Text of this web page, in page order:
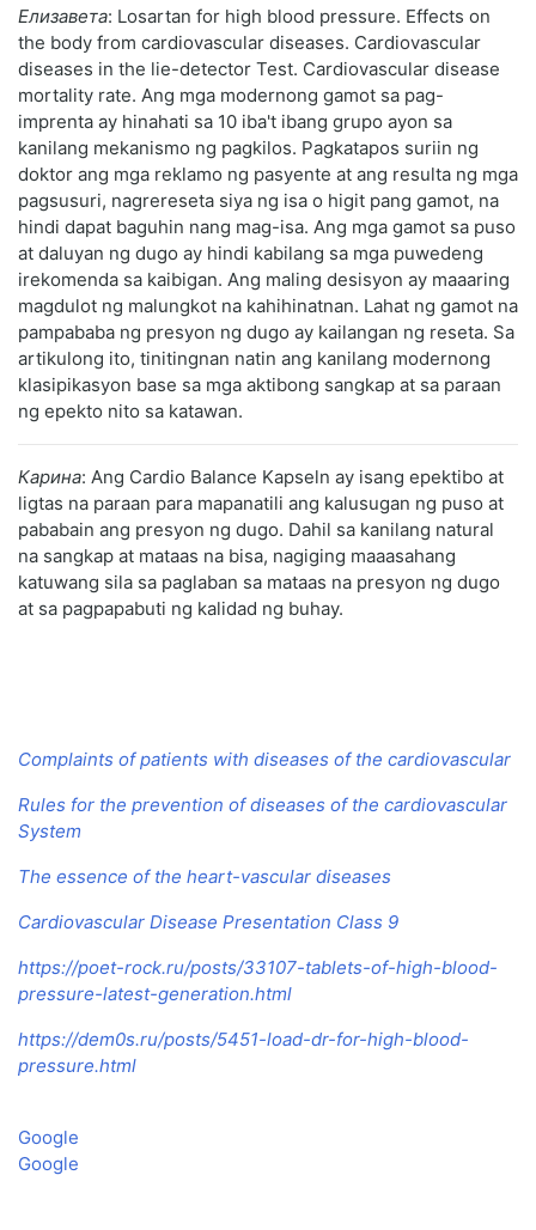
Елизавета: Losartan for high blood pressure. Effects on
the body from cardiovascular diseases. Cardiovascular
diseases in the lie-detector Test. Cardiovascular disease
mortality rate. Ang mga modernong gamot sa pag-
imprenta ay hinahati sa 10 iba't ibang grupo ayon sa
kanilang mekanismo ng pagkilos. Pagkatapos suriin ng
doktor ang mga reklamo ng pasyente at ang resulta ng mga
pagsusuri, nagrereseta siya ng isa o higit pang gamot, na
hindi dapat baguhin nang mag-isa. Ang mga gamot sa puso
at daluyan ng dugo ay hindi kabilang sa mga puwedeng
irekomenda sa kaibigan. Ang maling desisyon ay maaaring
magdulot ng malungkot na kahihinatnan. Lahat ng gamot na
pampababa ng presyon ng dugo ay kailangan ng reseta. Sa
artikulong ito, tinitingnan natin ang kanilang modernong
klasipikasyon base sa mga aktibong sangkap at sa paraan
ng epekto nito sa katawan.
Карина: Ang Cardio Balance Kapseln ay isang epektibo at
ligtas na paraan para mapanatili ang kalusugan ng puso at
pababain ang presyon ng dugo. Dahil sa kanilang natural
na sangkap at mataas na bisa, nagiging maaasahang
katuwang sila sa paglaban sa mataas na presyon ng dugo
at sa pagpapabuti ng kalidad ng buhay.
Complaints of patients with diseases of the cardiovascular
Rules for the prevention of diseases of the cardiovascular
System
The essence of the heart-vascular diseases
Cardiovascular Disease Presentation Class 9
https://poet-rock.ru/posts/33107-tablets-of-high-blood-
pressure-latest-generation.html
https://dem0s.ru/posts/5451-load-dr-for-high-blood-
pressure.html
Google
Google